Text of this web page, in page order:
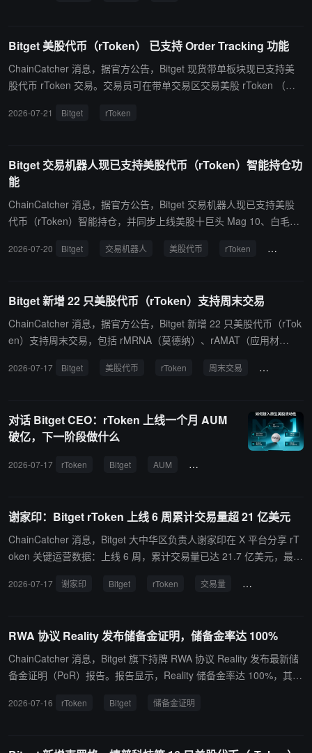
合约的联合保证金。
Bitget 美股代币（rToken） 已支持 Order Tracking 功能
ChainCatcher 消息，据官方公告，Bitget 现货带单板块现已支持美
股代币 rToken 交易。交易员可在带单交易区交易美股 rToken （如 r
仓信号。相关开平仓、订单记录、分润机制等操作逻辑与现有加密现
n 发生拆股、合股或分红事件时，对应币对将暂时停止新增 Order Tr
acking 买入，但不影响卖出。期间，系统会对持仓进行盈亏快照和分
润结算，并将相关 rToken 资产及现金或股票派息统一划转至用户主
账户。相关事件处理完成后，币对将恢复正常带单/ Order Tracking
2026-07-21 Bitget rToken
Bitget 交易机器人现已支持美股代币（rToken）智能持仓功
能
ChainCatcher 消息，据官方公告，Bitget 交易机器人现已支持美股
代币（rToken）智能持仓，并同步上线美股十巨头 Mag 10、白毛股
管理仓位。 用户可进入「交易机器人」并选择「智能持仓」，在推荐
及再平衡条件，并完成创建。App 用户可升级至最新版以体验该功
能。 据悉，以字母 r + 股票代码（如英伟达为 rNVDA）为标识的 rTo
ken，由 Bitget 旗下持牌 RWA 协议 Reality 发行，通过与合规券商 A
层资产 1:1 储备并由持牌托管机构托管、股票股息以代币形式 1:1 派
灵活管理资金。
2026-07-20 Bitget 交易机器人 美股代币 rToken 智能持仓
Bitget 新增 22 只美股代币（rToken）支持周末交易
ChainCatcher 消息，据官方公告，Bitget 新增 22 只美股代币（rTok
en）支持周末交易，包括 rMRNA（莫德纳）、rAMAT（应用材
股票代币数量增至 61 只。 在美股休市期间，平台将基于周五收盘
±20% 的保护限制。 据悉，以字母 r + 股票代码（如英伟达为 rNVD
A）为标识的 rToken，由 Bitget 旗下持牌 RWA 协议 Reality 发行，
池。其特点包括：底层资产 1:1 储备并由持牌托管机构托管、股票股
统一账户及 U 本位合约的联合保证金，让用户在持有全球股票资产的
同时，仍能灵活管理资金。
2026-07-17 Bitget 美股代币 rToken 周末交易 股票代码
对话 Bitget CEO：rToken 上线一个月 AUM
破亿，下一阶段做什么
2026-07-17 rToken Bitget AUM 美股代币
谢家印：Bitget rToken 上线 6 周累计交易量超 21 亿美元
ChainCatcher 消息，Bitget 大中华区负责人谢家印在 X 平台分享 rT
oken 关键运营数据：上线 6 周，累计交易量已达 21.7 亿美元，最近
谢家印强调，所有数据均可通过 Reality 平台公开查询，相关资产信
2026-07-17 谢家印 Bitget rToken 交易量 美股流动性
RWA 协议 Reality 发布储备金证明，储备金率达 100%
ChainCatcher 消息，Bitget 旗下持牌 RWA 协议 Reality 发布最新储
备金证明（PoR）报告。报告显示，Reality 储备金率达 100%，其发
每日更新，并由美国审计机构 The Network Firm 独立审验，资产托
2026-07-16 rToken Bitget 储备金证明